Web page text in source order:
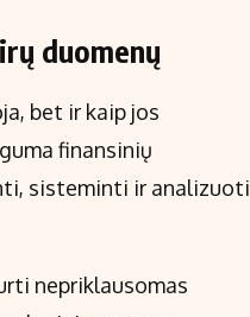
duomenų
bet ir kaip jos
finansinių
sisteminti ir analizuoti
nepriklausomas